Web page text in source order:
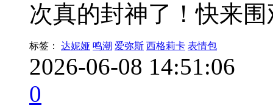
次真的封神了！快来
标签： 达妮娅 鸣潮 爱弥斯 西格莉卡 表情包
2026-06-08 14:51:06
0